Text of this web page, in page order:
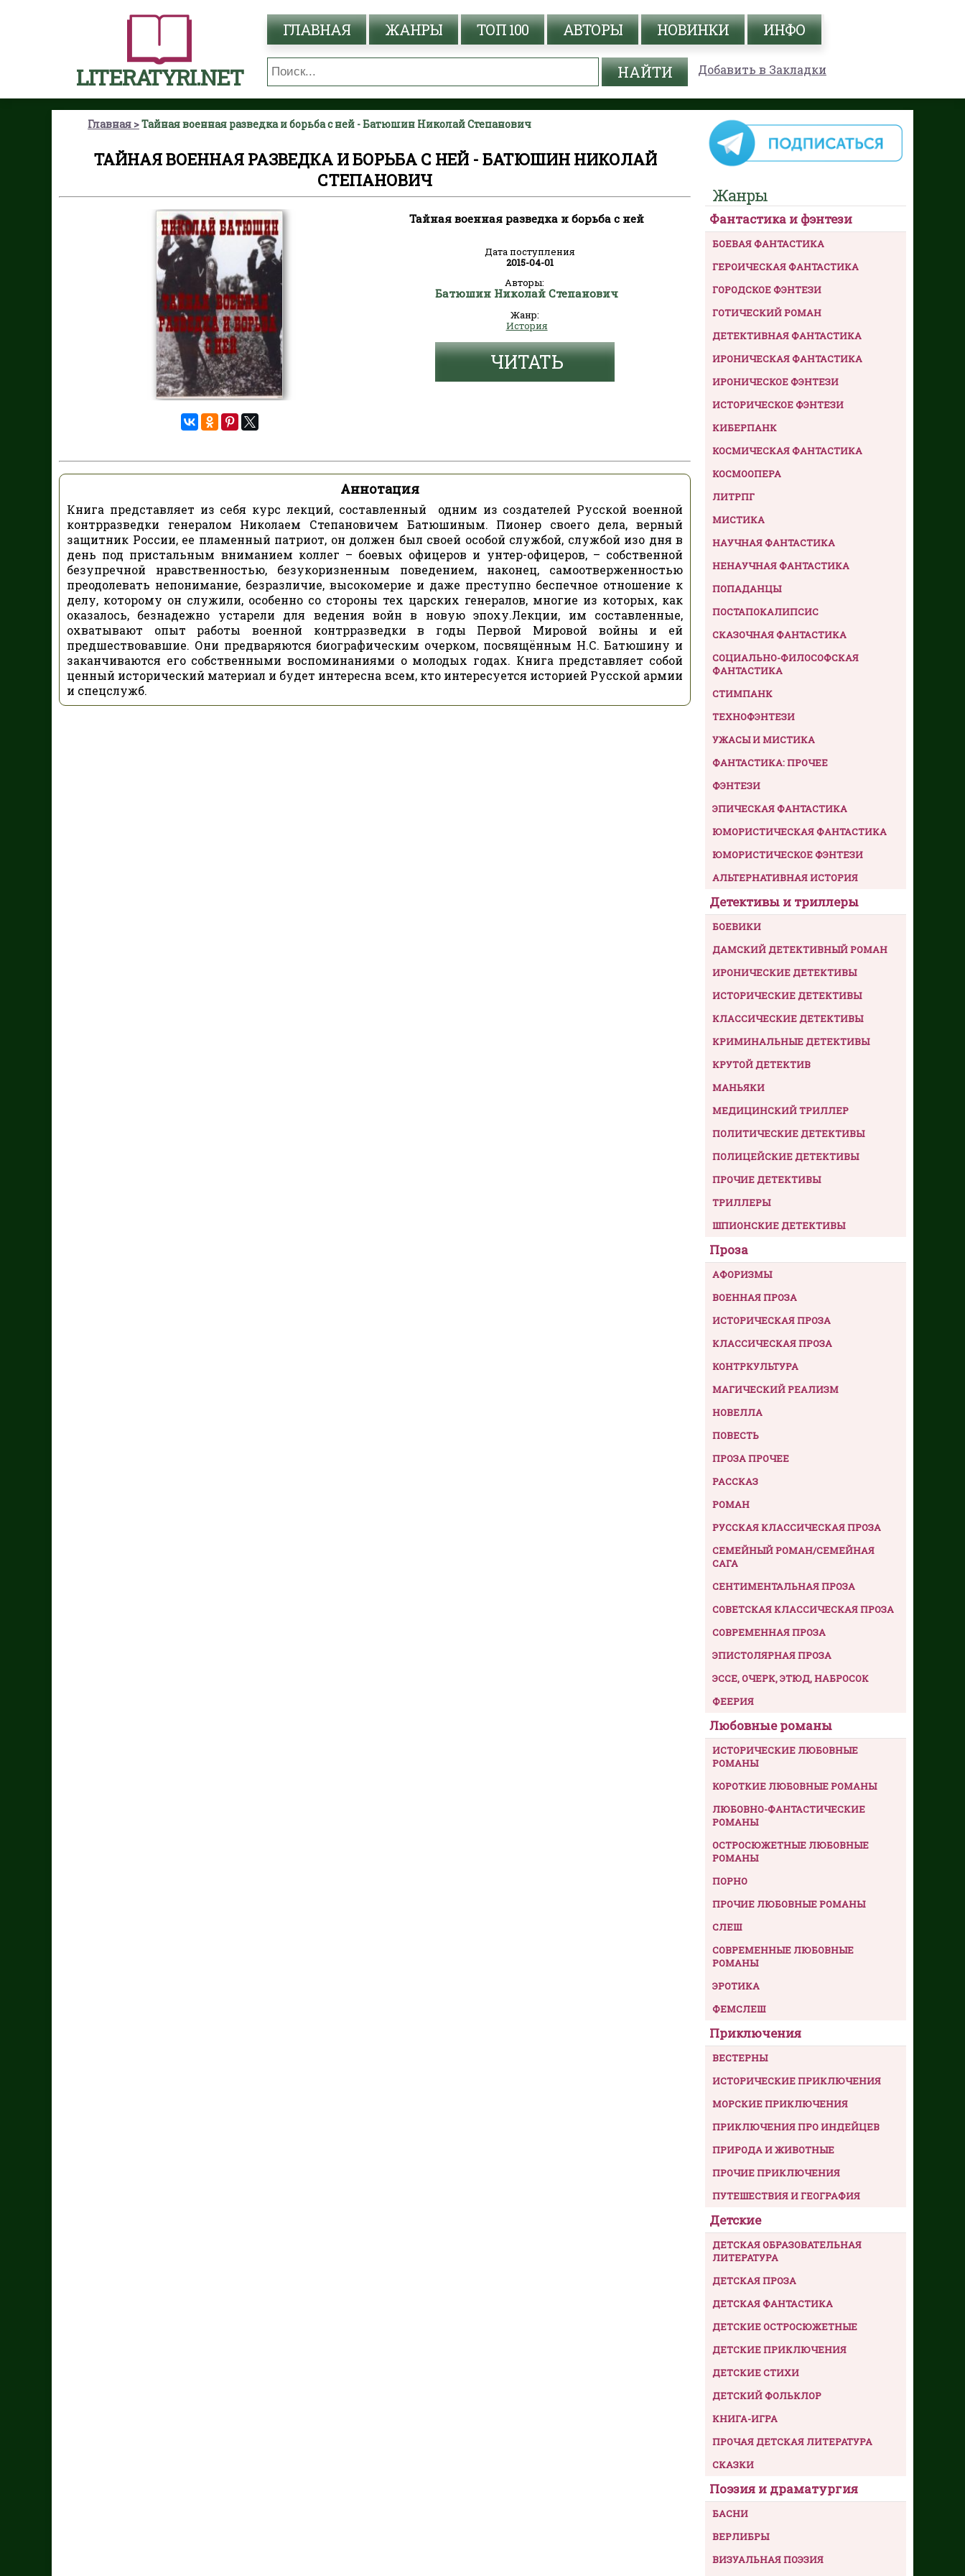
LITERATYRI.NET
ГЛАВНАЯ ЖАНРЫ ТОП 100 АВТОРЫ НОВИНКИ ИНФО
Добавить в Закладки
Главная Тайная военная разведка и борьба с ней - Батюшин Николай Степанович
ТАЙНАЯ ВОЕННАЯ РАЗВЕДКА И БОРЬБА С НЕЙ - БАТЮШИН НИКОЛАЙ
СТЕПАНОВИЧ
Тайная военная разведка и борьба с ней
Дата поступления
2015-04-01
Авторы:
Батюшин Николай Степанович
Жанр:
История
ЧИТАТЬ
Аннотация
Книга представляет из себя курс лекций, составленный одним из создателей Русской военной
контрразведки генералом Николаем Степановичем Батюшиным. Пионер своего дела, верный
защитник России, ее пламенный патриот, он должен был своей особой службой, службой изо дня в
день под пристальным вниманием коллег – боевых офицеров и унтер-офицеров, – собственной
безупречной нравственностью, безукоризненным поведением, наконец, самоотверженностью
преодолевать непонимание, безразличие, высокомерие и даже преступно беспечное отношение к
делу, которому он служили, особенно со стороны тех царских генералов, многие из которых, как
оказалось, безнадежно устарели для ведения войн в новую эпоху.Лекции, им составленные,
охватывают опыт работы военной контрразведки в годы Первой Мировой войны и ей
предшествовавшие. Они предваряются биографическим очерком, посвящённым Н.С. Батюшину и
заканчиваются его собственными воспоминаниями о молодых годах. Книга представляет собой
ценный исторический материал и будет интересна всем, кто интересуется историей Русской армии
и спецслужб.
Жанры
Фантастика и фэнтези
БОЕВАЯ ФАНТАСТИКА
ГЕРОИЧЕСКАЯ ФАНТАСТИКА
ГОРОДСКОЕ ФЭНТЕЗИ
ГОТИЧЕСКИЙ РОМАН
ДЕТЕКТИВНАЯ ФАНТАСТИКА
ИРОНИЧЕСКАЯ ФАНТАСТИКА
ИРОНИЧЕСКОЕ ФЭНТЕЗИ
ИСТОРИЧЕСКОЕ ФЭНТЕЗИ
КИБЕРПАНК
КОСМИЧЕСКАЯ ФАНТАСТИКА
КОСМООПЕРА
ЛИТРПГ
МИСТИКА
НАУЧНАЯ ФАНТАСТИКА
НЕНАУЧНАЯ ФАНТАСТИКА
ПОПАДАНЦЫ
ПОСТАПОКАЛИПСИС
СКАЗОЧНАЯ ФАНТАСТИКА
СОЦИАЛЬНО-ФИЛОСОФСКАЯ
ФАНТАСТИКА
СТИМПАНК
ТЕХНОФЭНТЕЗИ
УЖАСЫ И МИСТИКА
ФАНТАСТИКА: ПРОЧЕЕ
ФЭНТЕЗИ
ЭПИЧЕСКАЯ ФАНТАСТИКА
ЮМОРИСТИЧЕСКАЯ ФАНТАСТИКА
ЮМОРИСТИЧЕСКОЕ ФЭНТЕЗИ
АЛЬТЕРНАТИВНАЯ ИСТОРИЯ
Детективы и триллеры
БОЕВИКИ
ДАМСКИЙ ДЕТЕКТИВНЫЙ РОМАН
ИРОНИЧЕСКИЕ ДЕТЕКТИВЫ
ИСТОРИЧЕСКИЕ ДЕТЕКТИВЫ
КЛАССИЧЕСКИЕ ДЕТЕКТИВЫ
КРИМИНАЛЬНЫЕ ДЕТЕКТИВЫ
КРУТОЙ ДЕТЕКТИВ
МАНЬЯКИ
МЕДИЦИНСКИЙ ТРИЛЛЕР
ПОЛИТИЧЕСКИЕ ДЕТЕКТИВЫ
ПОЛИЦЕЙСКИЕ ДЕТЕКТИВЫ
ПРОЧИЕ ДЕТЕКТИВЫ
ТРИЛЛЕРЫ
ШПИОНСКИЕ ДЕТЕКТИВЫ
Проза
АФОРИЗМЫ
ВОЕННАЯ ПРОЗА
ИСТОРИЧЕСКАЯ ПРОЗА
КЛАССИЧЕСКАЯ ПРОЗА
КОНТРКУЛЬТУРА
МАГИЧЕСКИЙ РЕАЛИЗМ
НОВЕЛЛА
ПОВЕСТЬ
ПРОЗА ПРОЧЕЕ
РАССКАЗ
РОМАН
РУССКАЯ КЛАССИЧЕСКАЯ ПРОЗА
СЕМЕЙНЫЙ РОМАН/СЕМЕЙНАЯ
САГА
СЕНТИМЕНТАЛЬНАЯ ПРОЗА
СОВЕТСКАЯ КЛАССИЧЕСКАЯ ПРОЗА
СОВРЕМЕННАЯ ПРОЗА
ЭПИСТОЛЯРНАЯ ПРОЗА
ЭССЕ, ОЧЕРК, ЭТЮД, НАБРОСОК
ФЕЕРИЯ
Любовные романы
ИСТОРИЧЕСКИЕ ЛЮБОВНЫЕ
РОМАНЫ
КОРОТКИЕ ЛЮБОВНЫЕ РОМАНЫ
ЛЮБОВНО-ФАНТАСТИЧЕСКИЕ
РОМАНЫ
ОСТРОСЮЖЕТНЫЕ ЛЮБОВНЫЕ
РОМАНЫ
ПОРНО
ПРОЧИЕ ЛЮБОВНЫЕ РОМАНЫ
СЛЕШ
СОВРЕМЕННЫЕ ЛЮБОВНЫЕ
РОМАНЫ
ЭРОТИКА
ФЕМСЛЕШ
Приключения
ВЕСТЕРНЫ
ИСТОРИЧЕСКИЕ ПРИКЛЮЧЕНИЯ
МОРСКИЕ ПРИКЛЮЧЕНИЯ
ПРИКЛЮЧЕНИЯ ПРО ИНДЕЙЦЕВ
ПРИРОДА И ЖИВОТНЫЕ
ПРОЧИЕ ПРИКЛЮЧЕНИЯ
ПУТЕШЕСТВИЯ И ГЕОГРАФИЯ
Детские
ДЕТСКАЯ ОБРАЗОВАТЕЛЬНАЯ
ЛИТЕРАТУРА
ДЕТСКАЯ ПРОЗА
ДЕТСКАЯ ФАНТАСТИКА
ДЕТСКИЕ ОСТРОСЮЖЕТНЫЕ
ДЕТСКИЕ ПРИКЛЮЧЕНИЯ
ДЕТСКИЕ СТИХИ
ДЕТСКИЙ ФОЛЬКЛОР
КНИГА-ИГРА
ПРОЧАЯ ДЕТСКАЯ ЛИТЕРАТУРА
СКАЗКИ
Поэзия и драматургия
БАСНИ
ВЕРЛИБРЫ
ВИЗУАЛЬНАЯ ПОЭЗИЯ